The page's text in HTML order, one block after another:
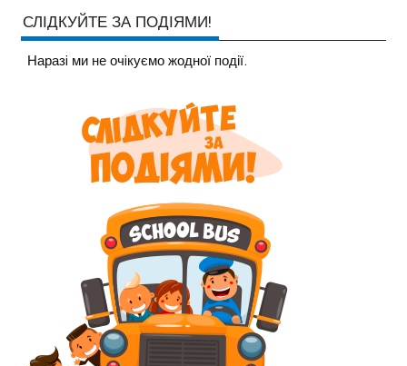
СЛІДКУЙТЕ ЗА ПОДІЯМИ!
Наразi ми не очiкуємо жодної події.